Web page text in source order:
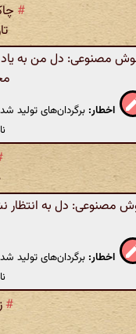
#
مصنوعی: دل من به یاد
اخطار: برگردان‌های تولید
مصنوعی: دل به انتظار
اخطار: برگردان‌های تولید
#